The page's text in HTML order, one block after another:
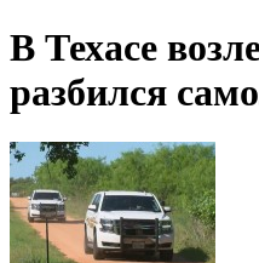
В Техасе
разбился